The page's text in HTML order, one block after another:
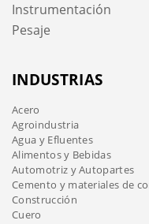
Instrumentación
Pesaje
INDUSTRIAS
Acero
Agroindustria
Agua y Efluentes
Alimentos y Bebidas
Automotriz y Autopartes
Cemento y materiales de
Construcción
Cuero